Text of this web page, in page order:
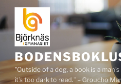
Hoppa
till
innehåll
"Outside of a dog, a book is a
it's too dark to read." – Groucho